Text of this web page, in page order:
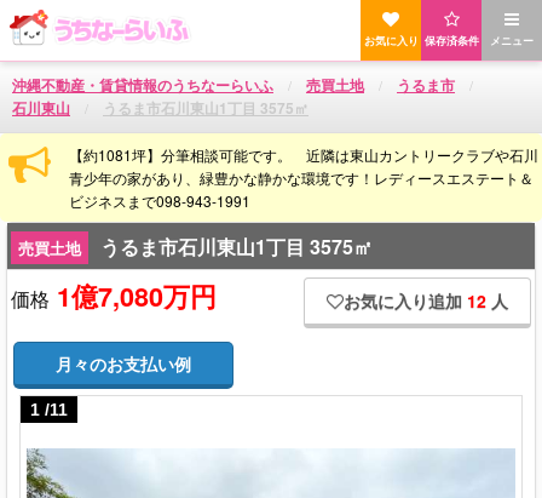
メニュー
保存済条件
お気に入り
沖縄不動産・賃貸情報のうちなーらいふ 売買土地
うるま市
石川東山
うるま市石川東山1丁目 3575㎡
【約1081坪】分筆相談可能です。 近隣は東山カントリークラブや石川
青少年の家があり、緑豊かな静かな環境です！レディースエステート＆
ビジネスまで098-943-1991
売買土地
うるま市石川東山1丁目 3575㎡
価格 1億7,080万円 お気に入り追加 12 人
月々のお支払い例
1 /11